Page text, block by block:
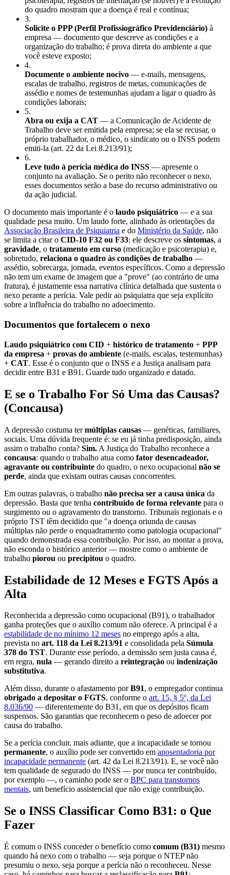
do quadro mostram que a doença é real e contínua;
3.
Solicite o PPP (Perfil Profissiográfico Previdenciário) à
empresa — documento que descreve as condições e a
organização do trabalho; é prova direta do ambiente a que
você esteve exposto;
4.
Documente o ambiente nocivo — e-mails, mensagens,
escalas de trabalho, registros de metas, comunicações de
assédio e nomes de testemunhas ajudam a ligar o quadro às
condições laborais;
5.
Abra ou exija a CAT — a Comunicação de Acidente de
Trabalho deve ser emitida pela empresa; se ela se recusar, o
próprio trabalhador, o médico, o sindicato ou o INSS podem
emiti-la (art. 22 da Lei 8.213/91);
6.
Leve tudo à perícia médica do INSS — apresente o
conjunto na avaliação. Se o perito não reconhecer o nexo,
esses documentos serão a base do recurso administrativo ou
da ação judicial.
O documento mais importante é o laudo psiquiátrico — e a sua
qualidade pesa muito. Um laudo forte, alinhado às orientações da
Associação Brasileira de Psiquiatria e do Ministério da Saúde, não
se limita a citar o CID-10 F32 ou F33: ele descreve os sintomas, a
gravidade, o tratamento em curso (medicação e psicoterapia) e,
sobretudo, relaciona o quadro às condições de trabalho —
assédio, sobrecarga, jornada, eventos específicos. Como a depressão
não tem um exame de imagem que a "prove" (ao contrário de uma
fratura), é justamente essa narrativa clínica detalhada que sustenta o
nexo perante a perícia. Vale pedir ao psiquiatra que seja explícito
sobre a influência do trabalho no adoecimento.
Documentos que fortalecem o nexo
Laudo psiquiátrico com CID + histórico de tratamento + PPP
da empresa + provas do ambiente (e-mails, escalas, testemunhas)
+ CAT. Esse é o conjunto que o INSS e a Justiça analisam para
decidir entre B31 e B91. Guarde tudo organizado e datado.
E se o Trabalho For Só Uma das Causas?
(Concausa)
A depressão costuma termúltiplas causas — genéticas, familiares,
sociais. Uma dúvida frequente é: se eu já tinha predisposição, ainda
assim o trabalho conta? Sim. A Justiça do Trabalho reconhece a
concausa: quando o trabalho atua como fator desencadeador,
agravante ou contribuinte do quadro, o nexo ocupacional não se
perde, ainda que existam outras causas concorrentes.
Em outras palavras, o trabalho não precisa ser a causa única da
depressão. Basta que tenha contribuído de forma relevante para o
surgimento ou o agravamento do transtorno. Tribunais regionais e o
próprio TST têm decidido que "a doença oriunda de causas
múltiplas não perde o enquadramento como patologia ocupacional"
quando demonstrada essa contribuição. Por isso, ao montar a prova,
não esconda o histórico anterior — mostre como o ambiente de
trabalho piorou ou precipitou o quadro.
Estabilidade de 12 Meses e FGTS Após a
Alta
Reconhecida a depressão como ocupacional (B91), o trabalhador
ganha proteções que o auxílio comum não oferece. A principal é a
estabilidade de no mínimo 12 meses no emprego após a alta,
prevista no art. 118 da Lei 8.213/91 e consolidada pela Súmula
378 do TST. Durante esse período, a demissão sem justa causa é,
em regra, nula — gerando direito a reintegração ou indenização
substitutiva.
Além disso, durante o afastamento porB91, o empregador continua
obrigado a depositar o FGTS, conforme o art. 15, § 5º, da Lei
8.036/90 — diferentemente do B31, em que os depósitos ficam
suspensos. São garantias que reconhecem o peso de adoecer por
causa do trabalho.
Se a perícia concluir, mais adiante, que a incapacidade se tornou
permanente, o auxílio pode ser convertido em aposentadoria por
incapacidade permanente (art. 42 da Lei 8.213/91). E, se você não
tem qualidade de segurado do INSS — por nunca ter contribuído,
por exemplo —, o caminho pode ser o BPC para transtornos
mentais, um benefício assistencial que não exige contribuição.
Se o INSS Classificar Como B31: o Que
Fazer
É comum o INSS conceder o benefício como comum (B31) mesmo
quando há nexo com o trabalho — seja porque o NTEP não
presumiu o nexo, seja porque a perícia não o reconheceu. Nesse